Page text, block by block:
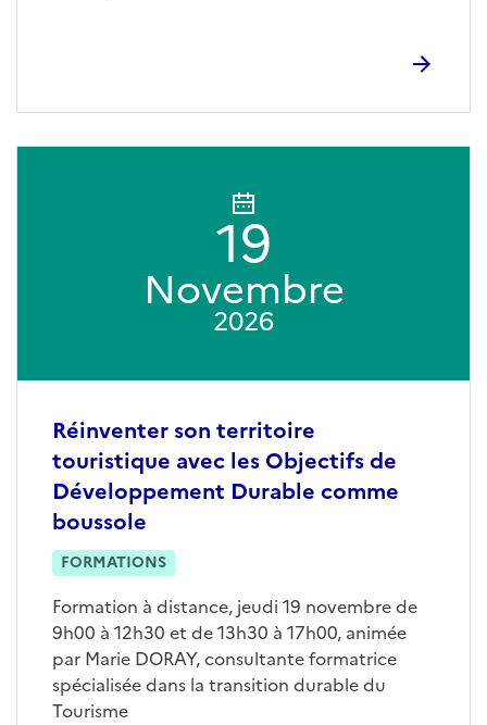
Réinventer son territoire
touristique avec les Objectifs de
Développement Durable comme
boussole
FORMATIONS
Formation à distance, jeudi 19 novembre de
9h00 à 12h30 et de 13h30 à 17h00, animée
par Marie DORAY, consultante formatrice
spécialisée dans la transition durable du
Tourisme
19
Novembre
2026